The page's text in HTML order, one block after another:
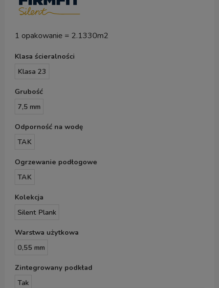
1 opakowanie = 2.1330m2
Klasa ścieralności
Klasa 23
Grubość
7,5 mm
Odporność na wodę
TAK
Ogrzewanie podłogowe
TAK
Kolekcja
Silent Plank
Warstwa użytkowa
0,55 mm
Zintegrowany podkład
Tak